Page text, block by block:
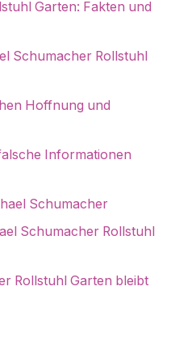
Garten: Fakten und
Schumacher Rollstuhl
Hoffnung und
Informationen
Schumacher
Schumacher Rollstuhl
Rollstuhl Garten bleibt